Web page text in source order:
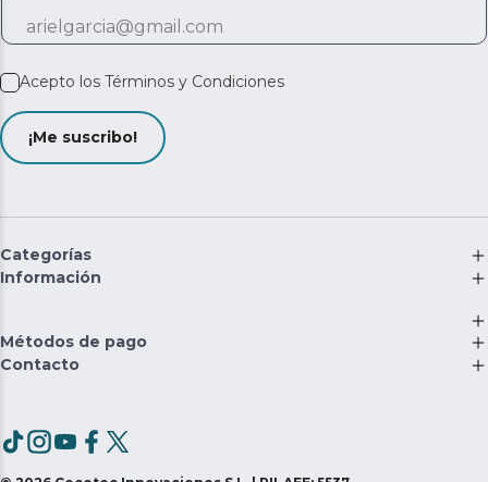
Acepto los Términos y Condiciones
¡Me suscribo!
Categorías
Información
Métodos de pago
Contacto